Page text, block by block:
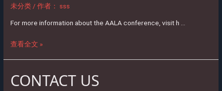
未分类 / 作者： sss
For more information about the AALA conference, visit h …
查看全文 »
CONTACT US
CONTACT
US